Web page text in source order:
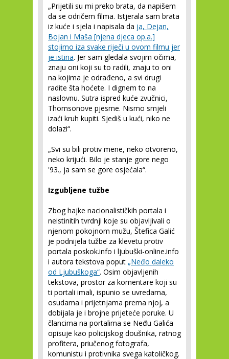
„Prijetili su mi preko brata, da napišem
da se odričem filma. Istjerala sam brata
iz kuće i sjela i napisala da ja, Dejan,
Bojan i Maša [njena djeca op.a.]
stojimo iza svake riječi u ovom filmu jer
je istina. Jer sam gledala svojim očima,
znaju oni koji su to radili, znaju to oni
na kojima je odrađeno, a svi drugi
radite šta hoćete. I dignem to na
naslovnu. Sutra ispred kuće zvučnici,
Thomsonove pjesme. Nismo smjeli
izaći kruh kupiti. Sjediš u kući, niko ne
dolazi“.
„Svi su bili protiv mene, neko otvoreno,
neko krijući. Bilo je stanje gore nego
'93., ja sam se gore osjećala“.
Izgubljene tužbe
Zbog hajke nacionalističkih portala i
neistinitih tvrdnji koje su objavljivali o
njenom pokojnom mužu, Štefica Galić
je podnijela tužbe za klevetu protiv
portala poskok.info i ljubuški-online.info
i autora tekstova poput „Neđo daleko
od Ljubuškoga“. Osim objavljenih
tekstova, prostor za komentare koji su
ti portali imali, ispunio se uvredama,
osudama i prijetnjama prema njoj, a
dobijala je i brojne prijeteće poruke. U
člancima na portalima se Neđu Galića
opisuje kao policijskog doušnika, ratnog
profitera, priučenog fotografa,
komunistu i protivnika svega katoličkog.